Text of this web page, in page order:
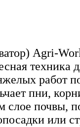
Agri-
техника
работ
пни,
слое почвы,
или